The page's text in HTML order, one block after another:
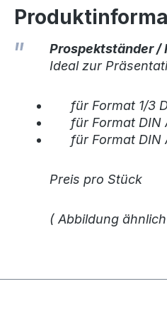
Prospektständer /
Ideal zur
für Format 1/3
für Format DIN
für Format DIN
Preis pro Stück
( Abbildung